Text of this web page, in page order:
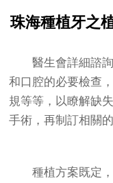
珠海種植牙之
醫生會詳細諮
和口腔的必要檢查
規等等，以瞭解缺
手術，再制訂相關的
種植方案既定